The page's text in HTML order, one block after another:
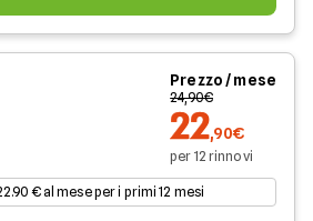
Prezzo / mese
24,90€
22,90€
per 12 rinnovi
€ al mese per i primi 12 mesi